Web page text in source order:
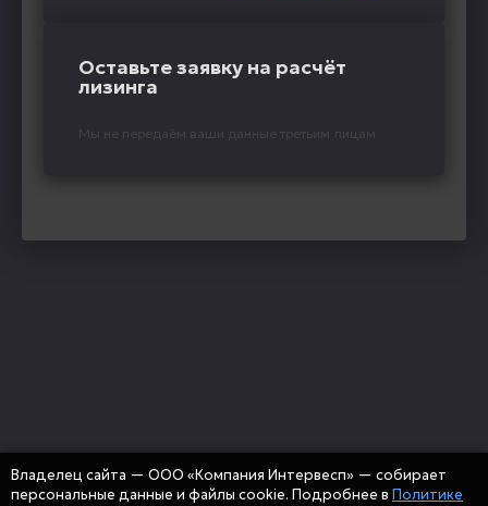
Оставьте заявку на расчёт
лизинга
Мы не передаём ваши данные третьим лицам
Владелец сайта — ООО «Компания Интервесп» — собирает
персональные данные и файлы cookie. Подробнее в Политике